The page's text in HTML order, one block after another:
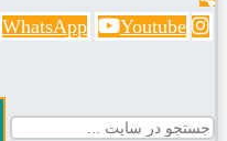
WhatsApp Youtube